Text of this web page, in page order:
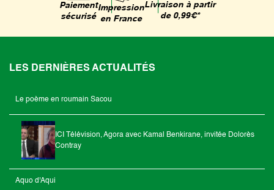
Paiement
sécurisé
Impression
en France
Livraison à partir
de 0,99€*
LES DERNIÈRES ACTUALITÉS
Le poème en roumain Sacou
ICI Télévision, Agora avec Kamal Benkirane, invitée Dolorès
Contray
Aquo d'Aqui